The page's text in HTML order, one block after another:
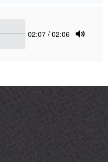
Current
02:07 / 02:06